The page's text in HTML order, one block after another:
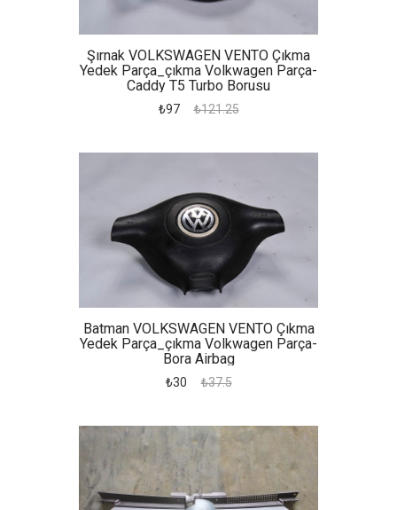
Şırnak VOLKSWAGEN VENTO Çıkma
Yedek Parça_çıkma Volkwagen Parça-
Caddy T5 Turbo Borusu
₺97 ₺121.25
Batman VOLKSWAGEN VENTO Çıkma
Yedek Parça_çıkma Volkwagen Parça-
Bora Airbag
₺30 ₺37.5